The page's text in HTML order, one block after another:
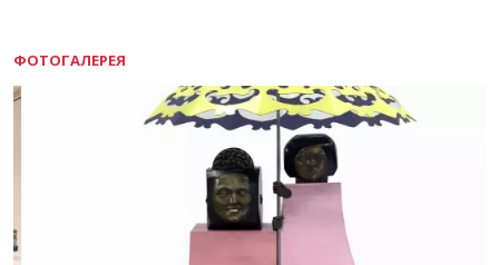
ФОТОГАЛЕРЕЯ